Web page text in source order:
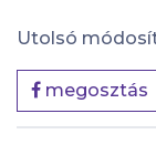
Utolsó
megosztás